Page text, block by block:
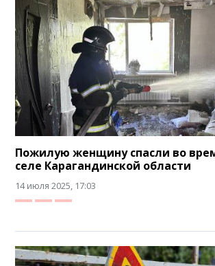
Пожилую женщину спасли во
селе Карагандинской области
14 июля 2025, 17:03